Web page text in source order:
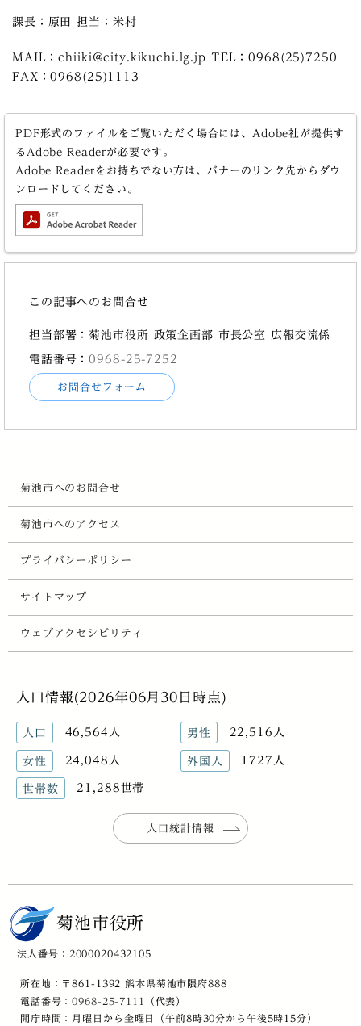
課長：原田 担当：米村
MAIL：chiiki@city.kikuchi.lg.jp TEL：0968(25)7250
FAX：0968(25)1113
PDF形式のファイルをご覧いただく場合には、Adobe社が提供す
るAdobe Readerが必要です。
Adobe Readerをお持ちでない方は、バナーのリンク先からダウ
ンロードしてください。
この記事へのお問合せ
担当部署：菊池市役所 政策企画部 市長公室 広報交流係
電話番号：0968-25-7252
お問合せフォーム
菊池市へのお問合せ
菊池市へのアクセス
プライバシーポリシー
サイトマップ
ウェブアクセシビリティ
人口情報(2026年06月30日時点)
人口 46,564人 男性 22,516人
女性 24,048人 外国人 1727人
世帯数 21,288世帯
人口統計情報
菊池市役所
法人番号：2000020432105
所在地：〒861-1392 熊本県菊池市隈府888
電話番号：0968-25-7111
（代表）
開庁時間：月曜日から金曜日（午前8時30分から午後5時15分）